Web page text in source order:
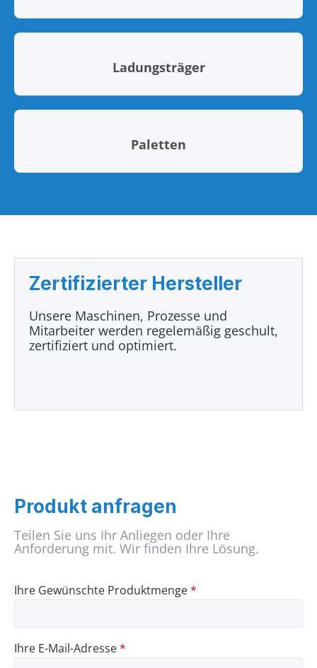
Ladungsträger
Paletten
Zertifizierter Hersteller
Unsere Maschinen, Prozesse und
Mitarbeiter werden regelemäßig geschult,
zertifiziert und optimiert.
Produkt anfragen
Teilen Sie uns Ihr Anliegen oder Ihre
Anforderung mit. Wir finden Ihre Lösung.
Ihre Gewünschte Produktmenge*
Ihre E-Mail-Adresse*